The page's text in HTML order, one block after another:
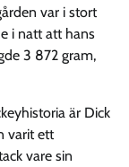
var i stort
i natt att hans
3 872 gram,
är Dick
varit ett
vare sin